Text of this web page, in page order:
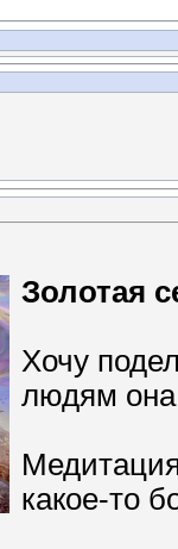
Золотая
Хочу
людям она
какое-то